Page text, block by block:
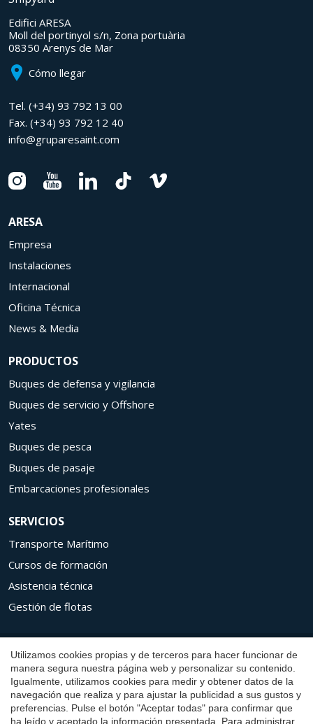
Edifici ARESA
Moll del portinyol s/n, Zona portuària
08350 Arenys de Mar
Cómo llegar
Tel. (+34) 93 792 13 00
Fax. (+34) 93 792 12 40
info@gruparesaint.com
ARESA
Empresa
Instalaciones
Internacional
Oficina Técnica
News & Media
PRODUCTOS
Buques de defensa y vigilancia
Buques de servicio y Offshore
Yates
Buques de pesca
Buques de pasaje
Embarcaciones profesionales
SERVICIOS
Transporte Marítimo
Cursos de formación
Asistencia técnica
Gestión de flotas
Copyright © 2026 Aresa Shipyard
Aviso Legal
Política de privacidad
Política de Cookies
Utilizamos cookies propias y de terceros para hacer funcionar de
manera segura nuestra página web y personalizar su contenido.
Igualmente, utilizamos cookies para medir y obtener datos de la
navegación que realiza y para ajustar la publicidad a sus gustos y
preferencias. Pulse el botón "Aceptar todas" para confirmar que
ha leído y aceptado la información presentada. Para administrar